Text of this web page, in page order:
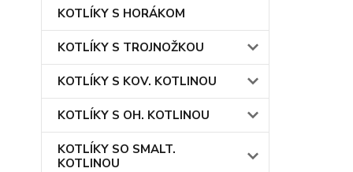
KOTLÍKY S HORÁKOM
KOTLÍKY S TROJNOŽKOU
KOTLÍKY S KOV. KOTLINOU
KOTLÍKY S OH. KOTLINOU
KOTLÍKY SO SMALT.
KOTLINOU